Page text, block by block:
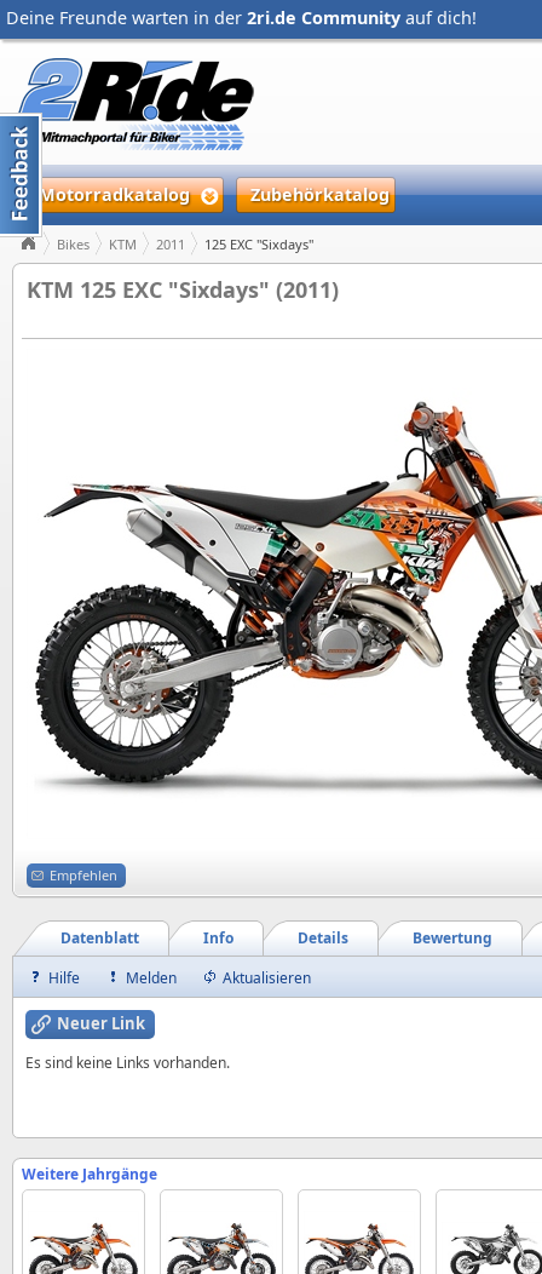
Deine Freunde warten in der 2ri.de Community auf dich!
Motorradkatalog Zubehörkatalog
Bikes KTM 2011 125 EXC "Sixdays"
KTM 125 EXC "Sixdays" (2011)
Empfehlen
Bewertung
Details
Info
Datenblatt
Hilfe
Melden Aktualisieren
Neuer Link
Es sind keine Links vorhanden.
Weitere Jahrgänge